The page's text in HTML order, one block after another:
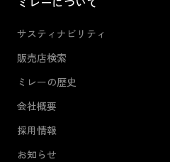
サスティナビリティ
販売店検索
ミレーの歴史
会社概要
採用情報
お知らせ